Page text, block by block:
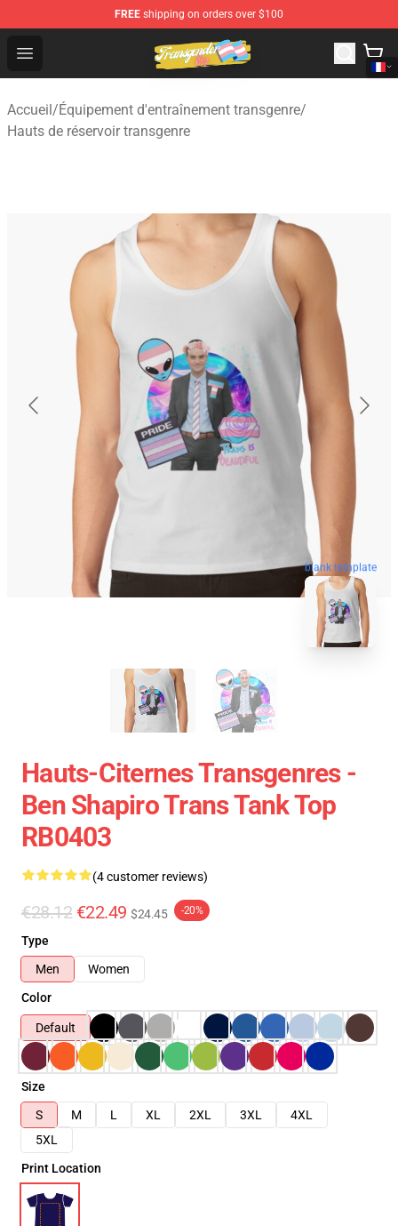
FREE shipping on orders over $100
Open menu
Transgender Flag Store - The Best Transgender Flag
Accueil/Équipement d'entraînement transgenre/
Hauts de réservoir transgenre
blank template
Hauts-Citernes Transgenres -
Ben Shapiro Trans Tank Top
RB0403
(4 customer reviews)
€28.12 €22.49 $24.45 -20%
Type
Men
Women
Color
Default
Size
S
M L XL 2XL 3XL
4XL
5XL
Print Location